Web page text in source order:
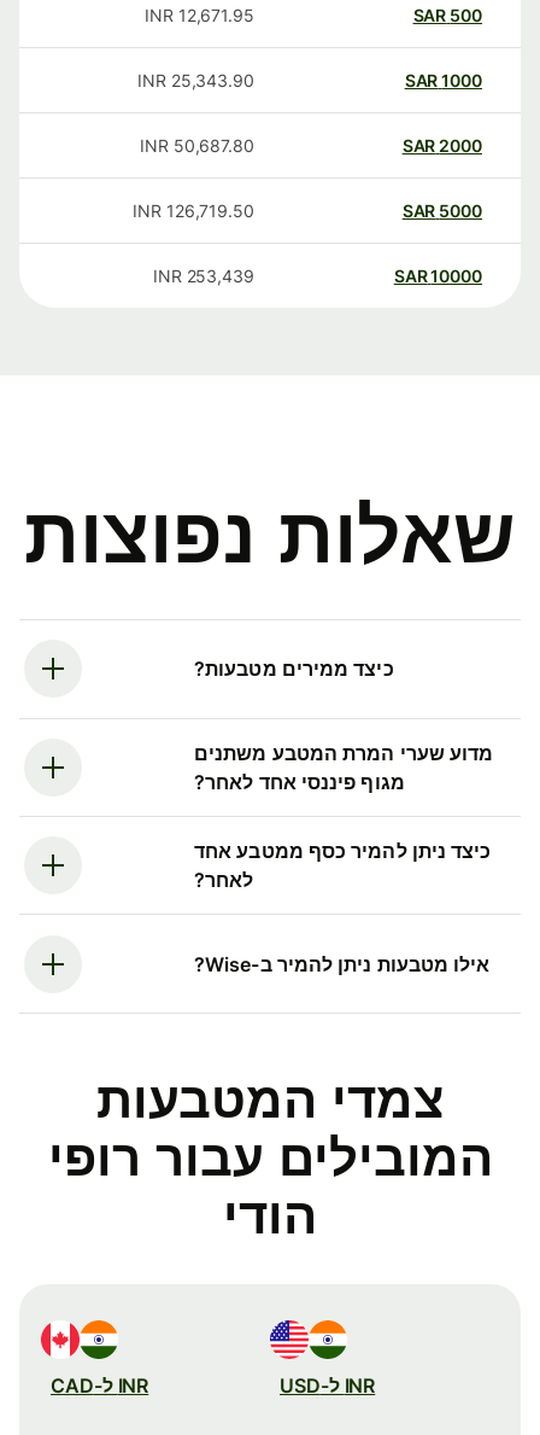
500
SAR
12,671.95
INR
1000
SAR
25,343.90
INR
2000
SAR
50,687.80
INR
5000
SAR
126,719.50
INR
10000
SAR
253,439
INR
שאלות נפוצות
כיצד ממירים מטבעות?
מדוע שערי המרת המטבע משתנים
מגוף פיננסי אחד לאחר?
כיצד ניתן להמיר כסף ממטבע אחד
לאחר?
אילו מטבעות ניתן להמיר ב-Wise?
צמדי המטבעות
המובילים עבור רופי
הודי
INR ל-USD INR ל-CAD